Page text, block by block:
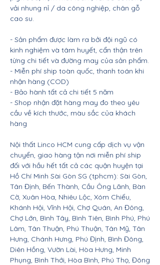
vải nhung nỉ / da công nghiệp, chân gỗ
cao su.
- Sản phẩm được làm ra bởi đội ngũ có
kinh nghiệm và tâm huyết, cẩn thận trên
từng chi tiết và đường may của sản phẩm.
- Miễn phí ship toàn quốc, thanh toán khi
nhận hàng (COD)
- Bảo hành tất cả chi tiết 5 năm
- Shop nhận đặt hàng may đo theo yêu
cầu về kích thước, màu sắc của khách
hàng
Nội thất Linco HCM cung cấp dịch vụ vận
chuyển, giao hàng tận nơi miễn phí ship
đối với hầu hết tất cả các quận huyện tại
Hồ Chí Minh Sài Gòn SG (tphcm): Sài Gòn,
Tân Định, Bến Thành, Cầu Ông Lãnh, Bàn
Cờ, Xuân Hòa, Nhiêu Lộc, Xóm Chiếu,
Khánh Hội, Vĩnh Hội, Chợ Quán, An Đông,
Chợ Lớn, Bình Tây, Bình Tiên, Bình Phú, Phú
Lâm, Tân Thuận, Phú Thuận, Tân Mỹ, Tân
Hưng, Chánh Hưng, Phú Định, Bình Đông,
Diên Hồng, Vườn Lài, Hòa Hưng, Minh
Phụng, Bình Thới, Hòa Bình, Phú Thọ, Đông